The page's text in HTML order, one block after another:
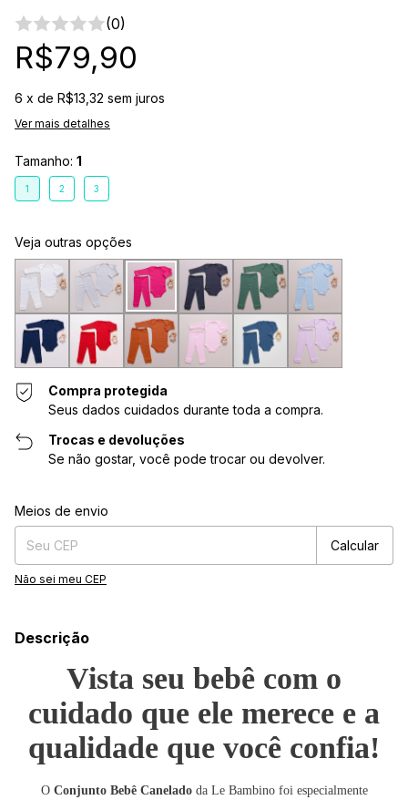
(0)
R$79,90
6 x de R$13,32 sem juros
Ver mais detalhes
Tamanho: 1
1 2 3
Veja outras opções
Compra protegida
Seus dados cuidados durante toda a compra.
Trocas e devoluções
Se não gostar, você pode trocar ou devolver.
Entregas para o CEP:
Meios de envio
Calcular
Não sei meu CEP
Descrição
Vista seu bebê com o
cuidado que ele merece e a
qualidade que você confia!
O Conjunto Bebê Caneladoda Le Bambino foi especialmente